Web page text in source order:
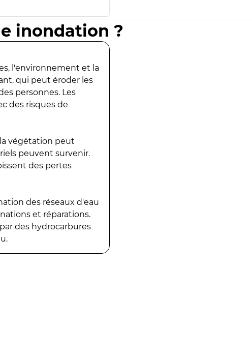
inondation ?
l'environnement et la
qui peut éroder les
personnes. Les
des risques de
végétation peut
peuvent survenir.
des pertes
des réseaux d'eau
et réparations.
des hydrocarbures